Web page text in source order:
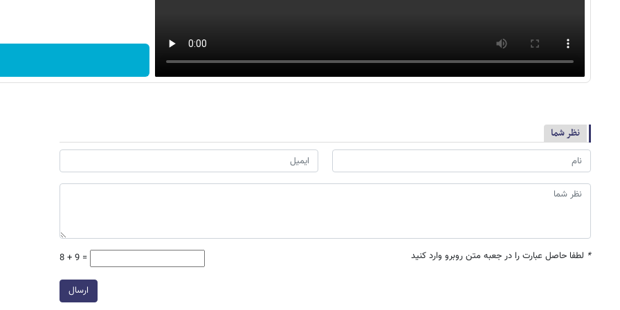
نظر شما
* لطفا حاصل عبارت را در جعبه متن روبرو وارد کنید 8 + 9 =
ارسال